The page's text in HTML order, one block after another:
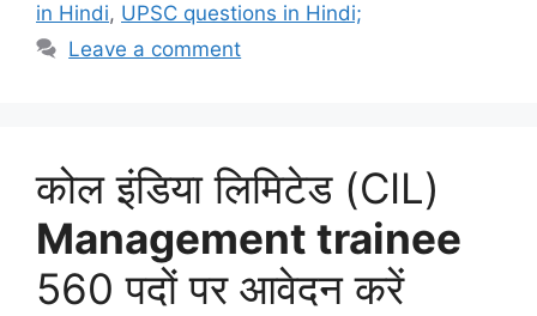
in Hindi, UPSC questions in Hindi;
Leave a comment
कोल इंडिया लिमिटेड (CIL)
Management trainee
560 पदों पर आवेदन करें